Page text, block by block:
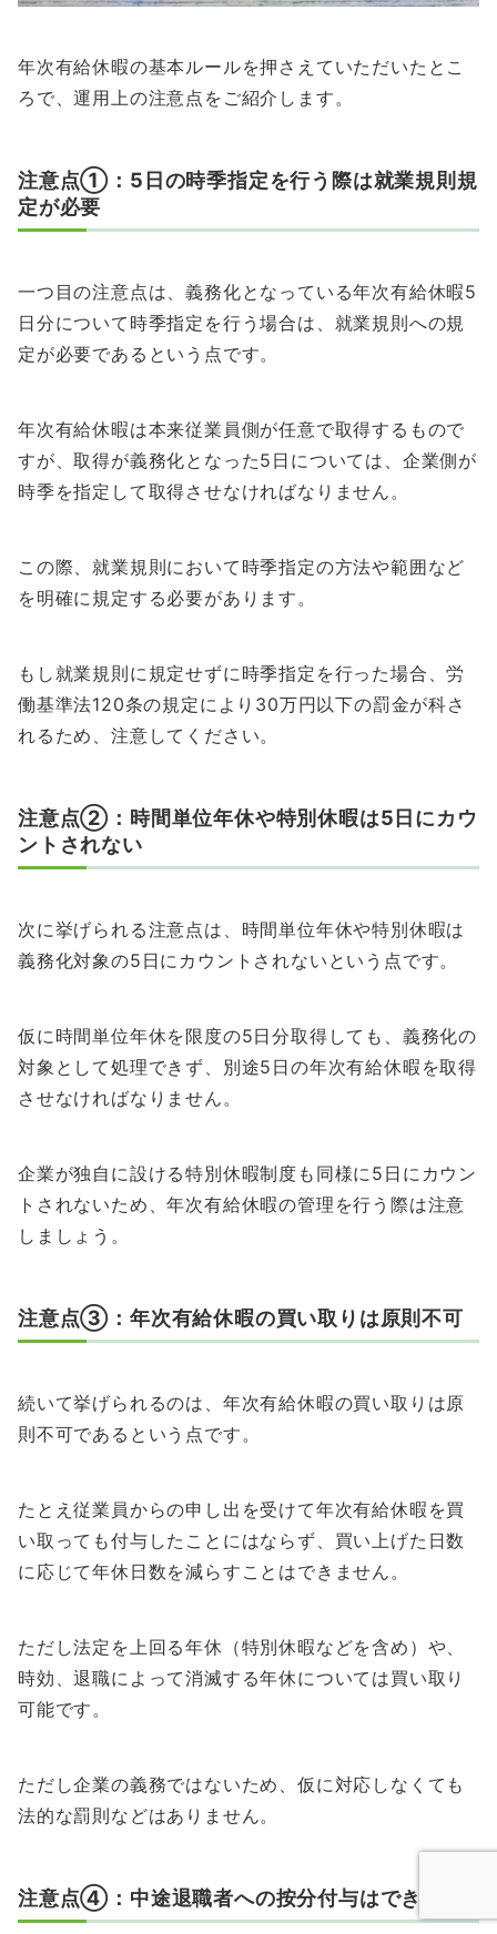
年次有給休暇の基本ルールを押さえていただいたとこ
ろで、運用上の注意点をご紹介します。
注意点①：5日の時季指定を行う際は就業規則規
定が必要
一つ目の注意点は、義務化となっている年次有給休暇5
日分について時季指定を行う場合は、就業規則への規
定が必要であるという点です。
年次有給休暇は本来従業員側が任意で取得するもので
すが、取得が義務化となった5日については、企業側が
時季を指定して取得させなければなりません。
この際、就業規則において時季指定の方法や範囲など
を明確に規定する必要があります。
もし就業規則に規定せずに時季指定を行った場合、労
働基準法120条の規定により30万円以下の罰金が科さ
れるため、注意してください。
注意点②：時間単位年休や特別休暇は5日にカウ
ントされない
次に挙げられる注意点は、時間単位年休や特別休暇は
義務化対象の5日にカウントされないという点です。
仮に時間単位年休を限度の5日分取得しても、義務化の
対象として処理できず、別途5日の年次有給休暇を取得
させなければなりません。
企業が独自に設ける特別休暇制度も同様に5日にカウン
トされないため、年次有給休暇の管理を行う際は注意
しましょう。
注意点③：年次有給休暇の買い取りは原則不可
続いて挙げられるのは、年次有給休暇の買い取りは原
則不可であるという点です。
たとえ従業員からの申し出を受けて年次有給休暇を買
い取っても付与したことにはならず、買い上げた日数
に応じて年休日数を減らすことはできません。
ただし法定を上回る年休（特別休暇などを含め）や、
時効、退職によって消滅する年休については買い取り
可能です。
ただし企業の義務ではないため、仮に対応しなくても
法的な罰則などはありません。
注意点④：中途退職者への按分付与はできない